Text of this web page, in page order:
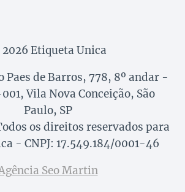
Etiqueta Unica
Paes de Barros, 778, 8º andar -
Vila Nova Conceição, São
Paulo, SP
os direitos reservados para
- CNPJ: 17.549.184/0001-46
Seo Martin